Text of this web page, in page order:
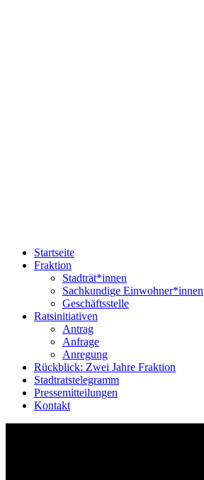
Startseite
Fraktion
Stadträt*innen
Sachkundige Einwohner*innen
Geschäftsstelle
Ratsinitiativen
Antrag
Anfrage
Anregung
Rückblick: Zwei Jahre Fraktion
Stadtratstelegramm
Pressemitteilungen
Kontakt